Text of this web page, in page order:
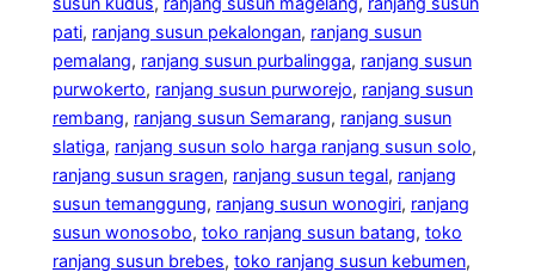
pati, ranjang susun pekalongan, ranjang susun
pemalang, ranjang susun purbalingga, ranjang susun
purwokerto, ranjang susun purworejo, ranjang susun
rembang, ranjang susun Semarang, ranjang susun
slatiga, ranjang susun solo harga ranjang susun solo
ranjang susun sragen, ranjang susun tegal, ranjang
susun temanggung, ranjang susun wonogiri, ranjang
susun wonosobo, toko ranjang susun batang, toko
ranjang susun brebes, toko ranjang susun kebumen